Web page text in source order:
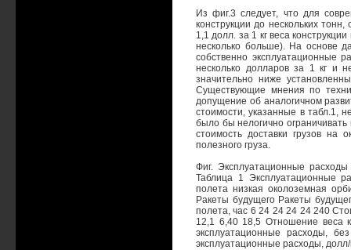
Из фиг.3 следует, что для
конструкции до нескольких
1,1 долл. за 1 кг веса
несколько больше). На основе
собственно эксплуатационные
несколько долларов за 1 кг и
значительно ниже
Существующие мнения по
допущение об аналогичном
стоимости, указанные в табл.1,
было бы нелогично
стоимость доставки грузов на
полезного груза.
Фиг. Эксплуатационные
Таблица 1 Эксплуатационные
полета низкая околоземная
Ракеты будущего Ракеты
полета, час 6 24 24 24 24 240
12,1 6,40 18,5 Отношение веса
эксплуатационные расходы,
эксплуатационные расходы,